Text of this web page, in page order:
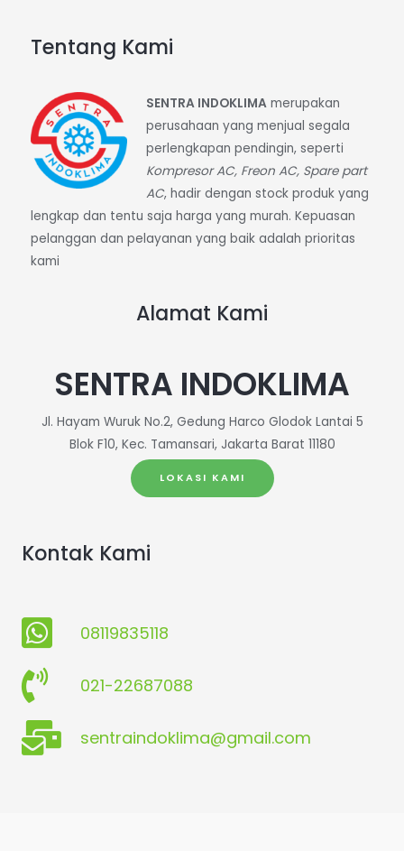
Tentang Kami
SENTRA INDOKLIMAmerupakan
perusahaan yang menjual segala
perlengkapan pendingin, seperti
Kompresor AC, Freon AC, Spare part
AC, hadir dengan stock produk yang
lengkap dan tentu saja harga yang murah. Kepuasan
pelanggan dan pelayanan yang baik adalah prioritas
kami
Alamat Kami
SENTRA INDOKLIMA
Jl. Hayam Wuruk No.2, Gedung Harco Glodok Lantai 5
Blok F10, Kec. Tamansari, Jakarta Barat 11180
LOKASI KAMI
Kontak Kami
08119835118
021-22687088
sentraindoklima@gmail.com